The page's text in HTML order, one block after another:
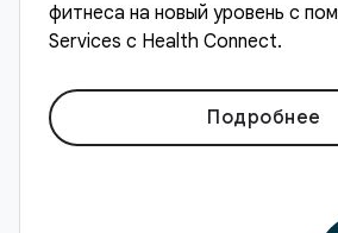
фитнеса на новый уровень с
Services с Health Connect.
Подробнее